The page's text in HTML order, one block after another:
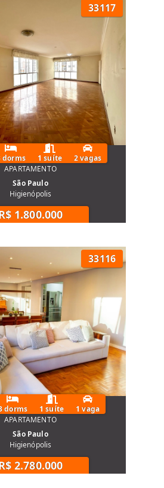
33117
dorms 1 suíte
2 vagas
APARTAMENTO
São Paulo
Higienópolis
1.800.000
33116
dorms 1 suíte
1 vaga
APARTAMENTO
São Paulo
Higienópolis
2.780.000